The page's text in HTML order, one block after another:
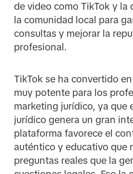
de video como TikTok y la
la comunidad local para
consultas y mejorar la
profesional.
TikTok se ha convertido
muy potente para los
marketing jurídico, ya que
jurídico genera un gran
plataforma favorece el
auténtico y educativo que
preguntas reales que la